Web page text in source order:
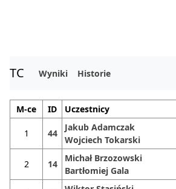
TC Wyniki Historie
M-ce ID Uczestnicy
1 44
Jakub Adamczak
Wojciech Tokarski
2 14
Michał Brzozowski
Bartłomiej Gala